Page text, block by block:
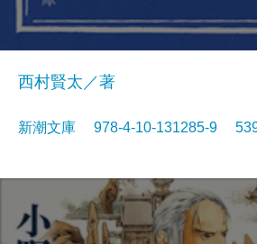
西村賢太／著
新潮文庫 978-4-10-131285-9